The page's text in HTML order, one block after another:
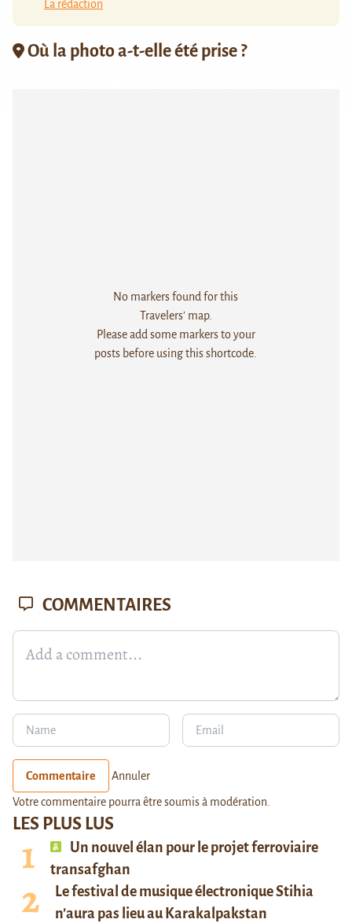
La rédaction
Où la photo a-t-elle été prise ?
No markers found for this
Travelers' map.
Please add some markers to your
posts before using this shortcode.
LES PLUS LUS
Un nouvel élan pour le projet ferroviaire
transafghan
Le festival de musique électronique Stihia
n’aura pas lieu au Karakalpakstan
COMMENTAIRES
Commentaire Annuler
Votre commentaire pourra être soumis à modération.